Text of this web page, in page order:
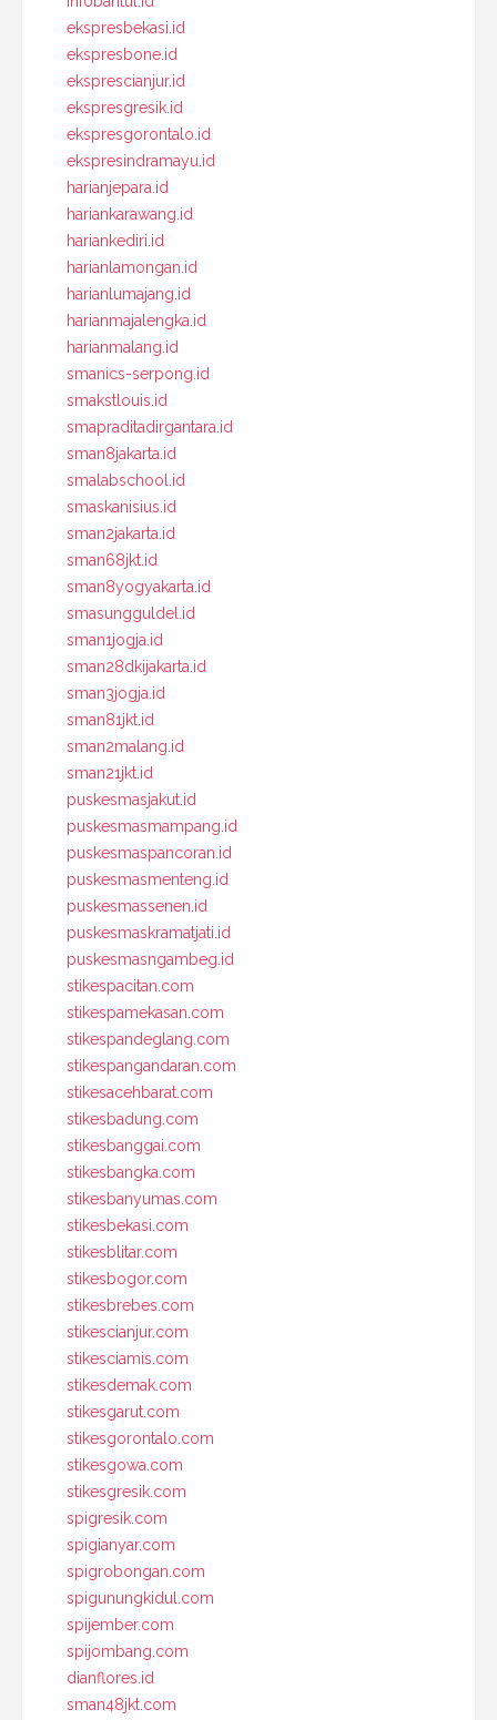
ekspresbekasi.id
ekspresbone.id
eksprescianjur.id
ekspresgresik.id
ekspresgorontalo.id
ekspresindramayu.id
harianjepara.id
hariankarawang.id
hariankediri.id
harianlamongan.id
harianlumajang.id
harianmajalengka.id
harianmalang.id
smanics-serpong.id
smakstlouis.id
smapraditadirgantara.id
sman8jakarta.id
smalabschool.id
smaskanisius.id
sman2jakarta.id
sman68jkt.id
sman8yogyakarta.id
smasungguldel.id
sman1jogja.id
sman28dkijakarta.id
sman3jogja.id
sman81jkt.id
sman2malang.id
sman21jkt.id
puskesmasjakut.id
puskesmasmampang.id
puskesmaspancoran.id
puskesmasmenteng.id
puskesmassenen.id
puskesmaskramatjati.id
puskesmasngambeg.id
stikespacitan.com
stikespamekasan.com
stikespandeglang.com
stikespangandaran.com
stikesacehbarat.com
stikesbadung.com
stikesbanggai.com
stikesbangka.com
stikesbanyumas.com
stikesbekasi.com
stikesblitar.com
stikesbogor.com
stikesbrebes.com
stikescianjur.com
stikesciamis.com
stikesdemak.com
stikesgarut.com
stikesgorontalo.com
stikesgowa.com
stikesgresik.com
spigresik.com
spigianyar.com
spigrobongan.com
spigunungkidul.com
spijember.com
spijombang.com
dianflores.id
sman48jkt.com